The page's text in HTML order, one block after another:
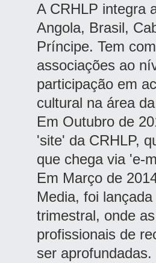
A CRHLP integra
Angola, Brasil,
Príncipe. Tem
associações ao
participação em
cultural na área
Em Outubro de
'site' da CRHLP,
que chega via 'e-
Em Março de
Media, foi
trimestral, onde
profissionais de
ser